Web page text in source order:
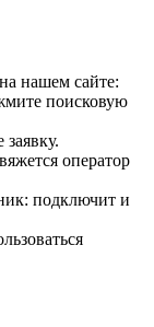
нашем сайте:
поисковую
оператор
подключит и